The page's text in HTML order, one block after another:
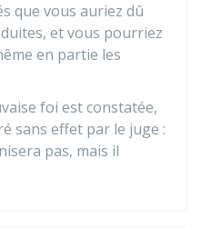
que vous auriez dû
et vous pourriez
en partie les
foi est constatée,
sans effet par le juge :
pas, mais il